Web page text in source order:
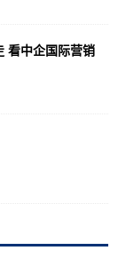
看中企国际营销